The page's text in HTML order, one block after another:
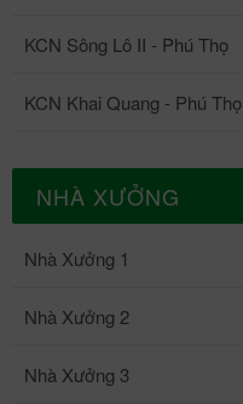
KCN Sông Lô II - Phú Thọ
KCN Khai Quang - Phú Thọ
NHÀ XƯỞNG
Nhà Xưởng 1
Nhà Xưởng 2
Nhà Xưởng 3